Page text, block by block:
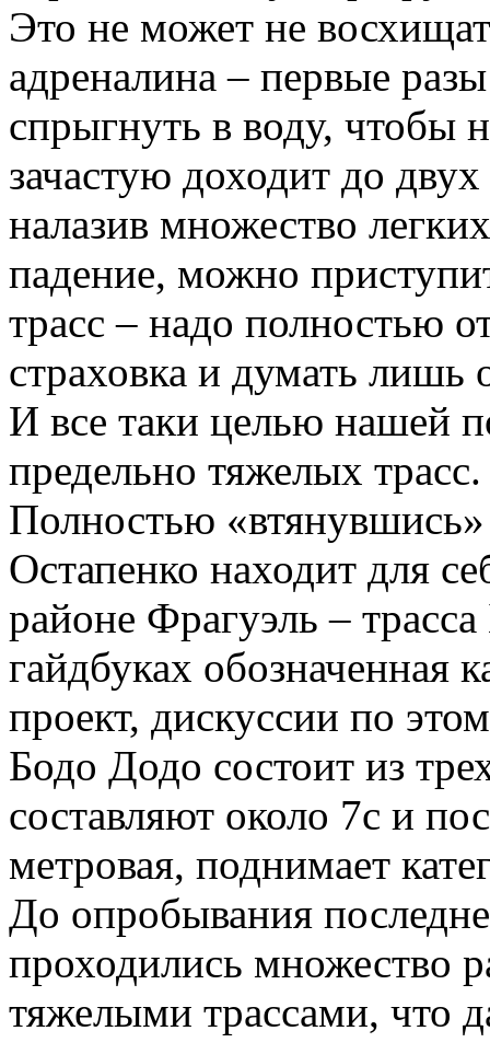
Это не может не
адреналина – первые
спрыгнуть в воду, чтобы
зачастую доходит до
налазив множество
падение, можно
трасс – надо полностью
страховка и думать лишь
И все таки целью нашей
предельно тяжелых трасс.
Полностью
Остапенко находит для
районе Фрагуэль –
гайдбуках обозначенная
проект, дискуссии по
Бодо Додо состоит из
составляют около 7с и
метровая, поднимает
До опробывания
проходились множество
тяжелыми трассами, что